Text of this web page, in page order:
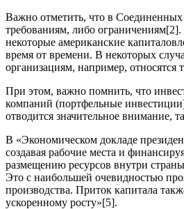
Важно отметить, что в
требованиям, либо ограничениям[2].
некоторые американские
время от времени. В некоторых
организациям, например, относятся
При этом, важно помнить, что
компаний (портфельные
отводится значительное внимание,
В «Экономическом докладе
создавая рабочие места и
размещению ресурсов внутри
Это с наибольшей очевидностью
производства. Приток капитала
ускоренному росту»[5].